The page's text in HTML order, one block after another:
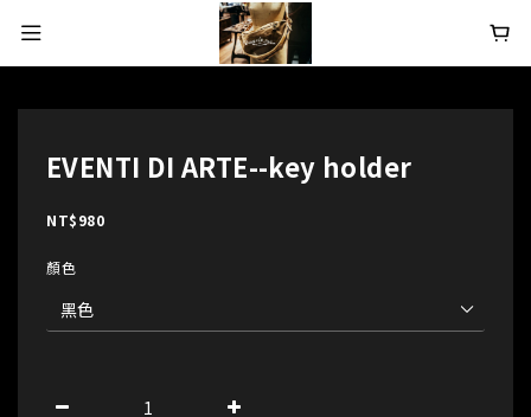
EVENTI DI ARTE--key holder
NT$980
顏色